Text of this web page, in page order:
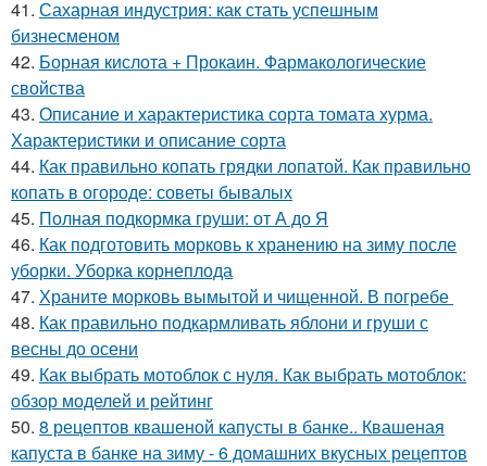
41. Сахарная индустрия: как стать успешным
бизнесменом
42. Борная кислота + Прокаин. Фармакологические
свойства
43. Описание и характеристика сорта томата хурма.
Характеристики и описание сорта
44. Как правильно копать грядки лопатой. Как правильно
копать в огороде: советы бывалых
45. Полная подкормка груши: от А до Я
46. Как подготовить морковь к хранению на зиму после
уборки. Уборка корнеплода
47. Храните морковь вымытой и чищенной. В погребе
48. Как правильно подкармливать яблони и груши с
весны до осени
49. Как выбрать мотоблок с нуля. Как выбрать мотоблок:
обзор моделей и рейтинг
50. 8 рецептов квашеной капусты в банке.. Квашеная
капуста в банке на зиму - 6 домашних вкусных рецептов